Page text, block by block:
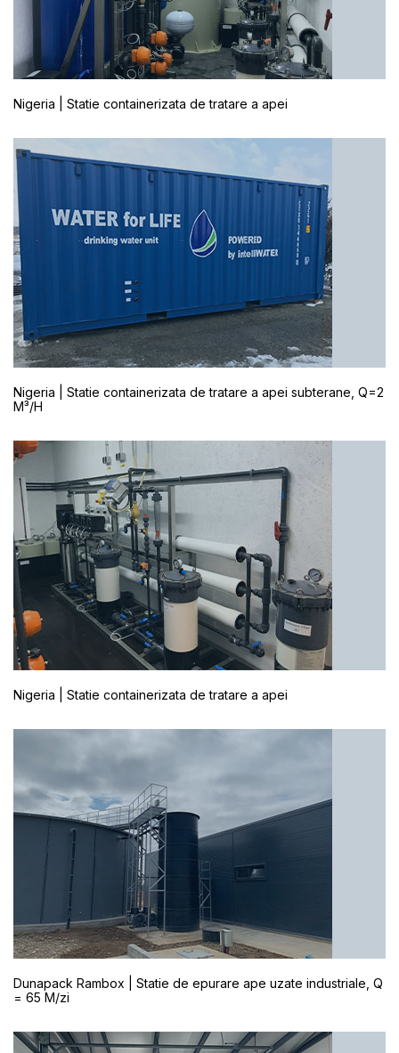
Nigeria | Statie containerizata de tratare a apei
Nigeria | Statie containerizata de tratare a apei subterane, Q=2
M³/H
Nigeria | Statie containerizata de tratare a apei
Dunapack Rambox | Statie de epurare ape uzate industriale, Q
= 65 M/zi